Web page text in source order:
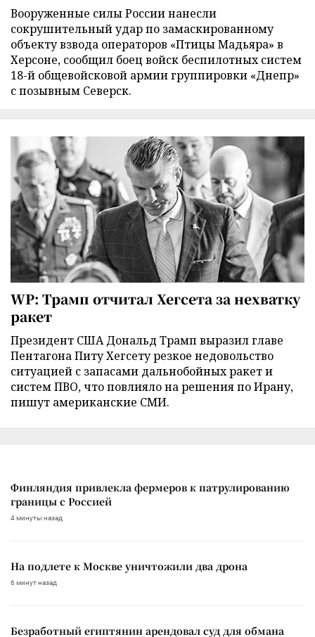
Вооруженные силы России нанесли
сокрушительный удар по замаскированному
объекту взвода операторов «Птицы Мадьяра» в
Херсоне, сообщил боец войск беспилотных систем
18-й общевойсковой армии группировки «Днепр»
с позывным Северск.
WP: Трамп отчитал Хегсета за нехватку
ракет
Президент США Дональд Трамп выразил главе
Пентагона Питу Хегсету резкое недовольство
ситуацией с запасами дальнобойных ракет и
систем ПВО, что повлияло на решения по Ирану,
пишут американские СМИ.
Финляндия привлекла фермеров к патрулированию
границы с Россией
4 минуты назад
На подлете к Москве уничтожили два дрона
6 минут назад
Безработный египтянин арендовал суд для обмана